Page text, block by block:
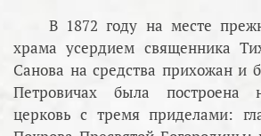
В 1872 году на месте
храма усердием священника
Санова на средства прихожан и
Петровичах была построена
церковь с тремя приделами: